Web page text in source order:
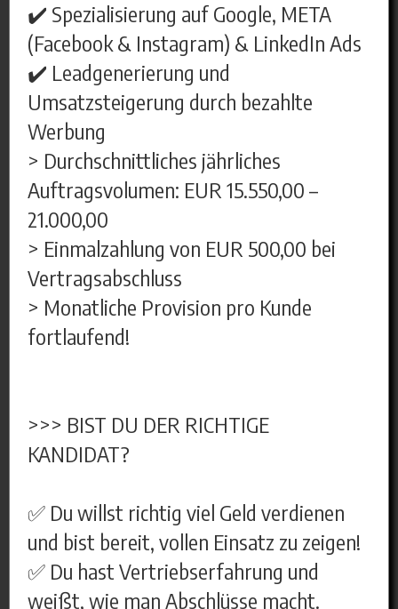
✔️ Spezialisierung auf Google, META
(Facebook & Instagram) & LinkedIn Ads
✔️ Leadgenerierung und
Umsatzsteigerung durch bezahlte
Werbung
> Durchschnittliches jährliches
Auftragsvolumen: EUR 15.550,00 –
21.000,00
> Einmalzahlung von EUR 500,00 bei
Vertragsabschluss
> Monatliche Provision pro Kunde
fortlaufend!
>>> BIST DU DER RICHTIGE
KANDIDAT?
✅ Du willst richtig viel Geld verdienen
und bist bereit, vollen Einsatz zu zeigen!
✅ Du hast Vertriebserfahrung und
weißt, wie man Abschlüsse macht.